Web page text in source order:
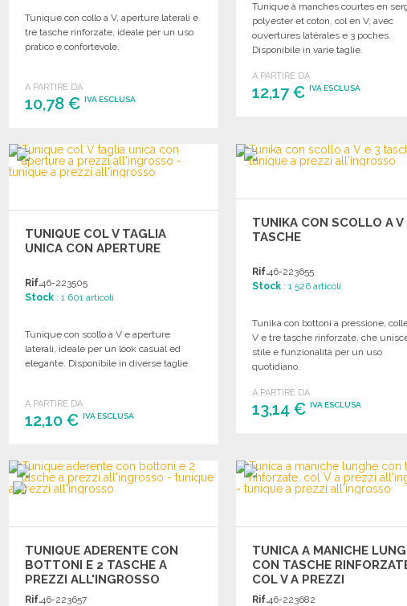
Tunique con collo a V, aperture laterali e
tre tasche rinforzate, ideale per un uso
pratico e confortevole.
A PARTIRE DA
10,78 €IVA ESCLUSA
Richiedi un preventivo
Tunique à manches courtes en
polyester et coton, col en V, avec
ouvertures latérales e 3 poches.
Disponibile in varie taglie.
A PARTIRE DA
12,17 €IVA ESCLUSA
Richiedi un preventivo
TUNIQUE COL V TAGLIA
UNICA CON APERTURE
Rif.46-223505
Stock : 1 601 articoli
Tunique con scollo a V e aperture
laterali, ideale per un look casual ed
elegante. Disponibile in diverse taglie.
A PARTIRE DA
12,10 €IVA ESCLUSA
Richiedi un preventivo
TUNIKA CON SCOLLO A V
TASCHE
Rif.46-223655
Stock : 1 526 articoli
Tunika con bottoni a pressione,
V e tre tasche rinforzate, che
stile e funzionalità per un uso
quotidiano.
A PARTIRE DA
13,14 €IVA ESCLUSA
Richiedi un preventivo
TUNIQUE ADERENTE CON
BOTTONI E 2 TASCHE A
PREZZI ALL'INGROSSO
Rif.46-223657
TUNICA A MANICHE
CON TASCHE
COL V A PREZZI
ALL'INGROSSO
Rif.46-223682